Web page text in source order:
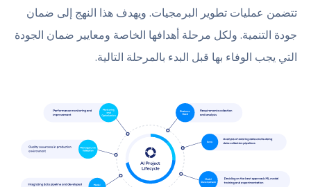
تتضمن عمليات تطوير البرمجيات. ويهدف هذا النهج إلى ضمان
جودة التنمية. ولكل مرحلة أهدافها الخاصة ومعايير ضمان الجودة
التي يجب الوفاء بها قبل البدء بالمرحلة التالية.